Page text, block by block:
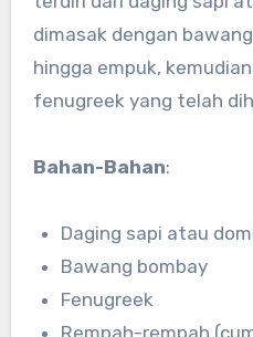
dimasak dengan
hingga empuk,
fenugreek yang telah
Bahan-Bahan:
Daging sapi atau
Bawang bombay
Fenugreek